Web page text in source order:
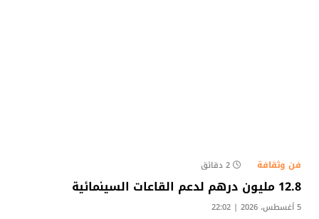
فن وثقافة 2 دقائق
12.8 مليون درهم لدعم القاعات السينمائية
5 أغسطس، 2026 | 22:02